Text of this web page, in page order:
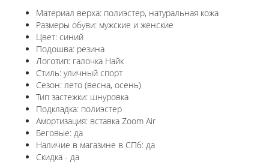
Материал верха: полиэстер, натуральная кожа
Размеры обуви: мужские и женские
Цвет: синий
Подошва: резина
Логотип: галочка Найк
Стиль: уличный спорт
Сезон: лето (весна, осень)
Тип застежки: шнуровка
Подкладка: полиэстер
Амортизация: вставка Zoom Air
Беговые: да
Наличие в магазине в СПб: да
Скидка - да